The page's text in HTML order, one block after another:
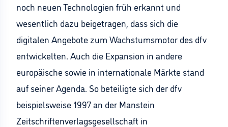
noch neuen Technologien früh erkannt und
wesentlich dazu beigetragen, dass sich die
digitalen Angebote zum Wachstumsmotor des dfv
entwickelten. Auch die Expansion in andere
europäische sowie in internationale Märkte stand
auf seiner Agenda. So beteiligte sich der dfv
beispielsweise 1997 an der Manstein
Zeitschriftenverlagsgesellschaft in